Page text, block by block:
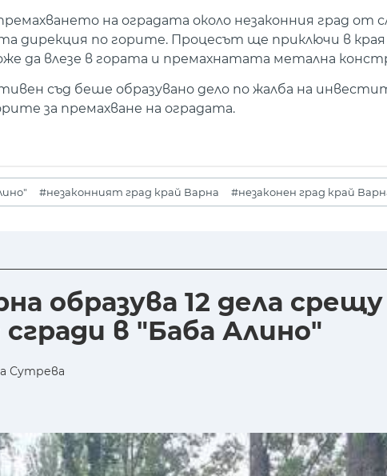
на оградата около незаконния град от
дирекция по горите. Процесът ще приключи в
да влезе в гората и премахнатата метална
съд беше образувано дело по жалба на
за премахване на оградата.
#незаконният град край Варна #незаконен град край
образува 12 дела
сгради в "Баба Алино"
Сутрева